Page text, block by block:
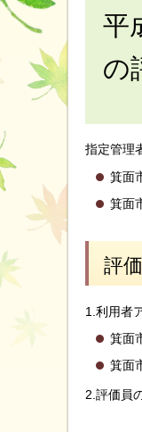
平
の
指定管理
箕面
箕面
評
1.利用者
箕面
箕面
2.評価員